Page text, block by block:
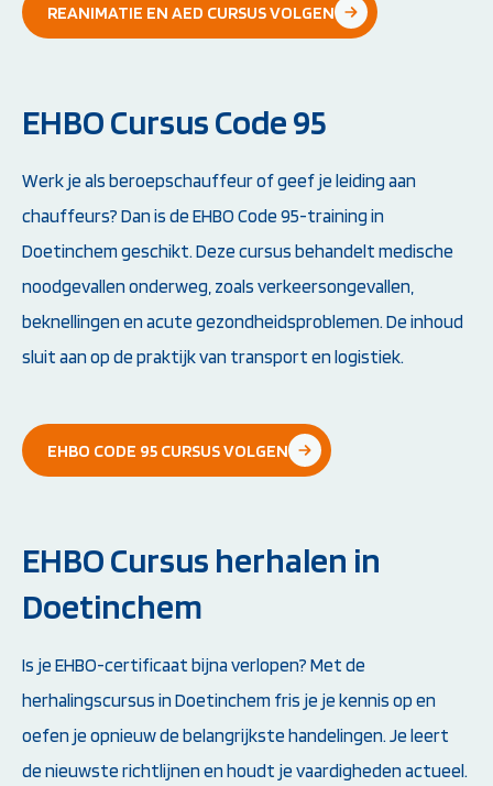
REANIMATIE EN AED CURSUS VOLGEN
EHBO Cursus Code 95
Werk je als beroepschauffeur of geef je leiding aan
chauffeurs? Dan is de EHBO Code 95-training in
Doetinchem geschikt. Deze cursus behandelt medische
noodgevallen onderweg, zoals verkeersongevallen,
beknellingen en acute gezondheidsproblemen. De inhoud
sluit aan op de praktijk van transport en logistiek.
EHBO CODE 95 CURSUS VOLGEN
EHBO Cursus herhalen in
Doetinchem
Is je EHBO-certificaat bijna verlopen? Met de
herhalingscursus in Doetinchem fris je je kennis op en
oefen je opnieuw de belangrijkste handelingen. Je leert
de nieuwste richtlijnen en houdt je vaardigheden actueel.